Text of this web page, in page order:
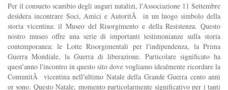
Per il consueto scambio degli auguri natalizi, l'Associazione 11 Settembre
desidera incontrare Soci, Amici e AutoritÃ in un luogo simbolo della
storia vicentina: il Museo del Risorgimento e della Resistenza. Questo
nostro museo offre una serie di importanti testimonianze sulla storia
contemporanea: le Lotte Risorgimentali per l'indipendenza, la Prima
Guerra Mondiale, la Guerra di liberazione. Particolare significato ha
quest'anno l'incontro in questo sito dove vogliamo idealmente ricordare la
ComunitÃ vicentina nell'ultimo Natale della Grande Guerra cento anni
or sono. Questo Natale, momento particolarmente significativo per i tanti